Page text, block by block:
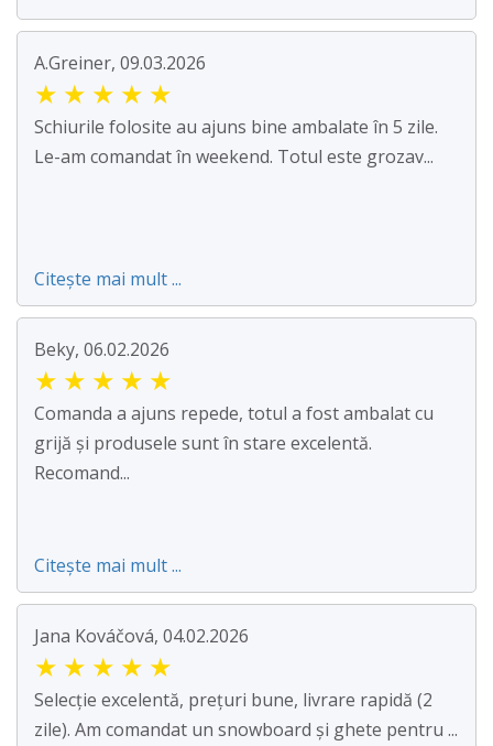
A.Greiner, 09.03.2026
★ ★ ★ ★ ★
Schiurile folosite au ajuns bine ambalate în 5 zile.
Le-am comandat în weekend. Totul este grozav...
Citește mai mult ...
Beky, 06.02.2026
★ ★ ★ ★ ★
Comanda a ajuns repede, totul a fost ambalat cu
grijă și produsele sunt în stare excelentă.
Recomand...
Citește mai mult ...
Jana Kováčová, 04.02.2026
★ ★ ★ ★ ★
Selecție excelentă, prețuri bune, livrare rapidă (2
zile). Am comandat un snowboard și ghete pentru ...